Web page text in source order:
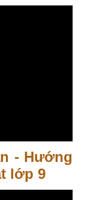
- Hướng
lớp 9